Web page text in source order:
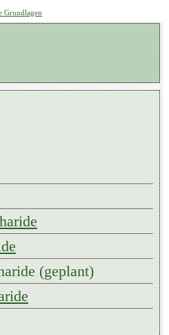
Grundlagen
(geplant)